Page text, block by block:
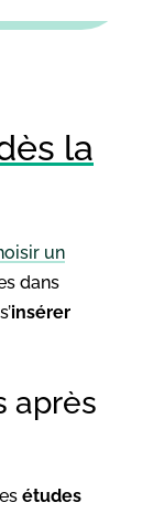
la
un
dans
insérer
après
études